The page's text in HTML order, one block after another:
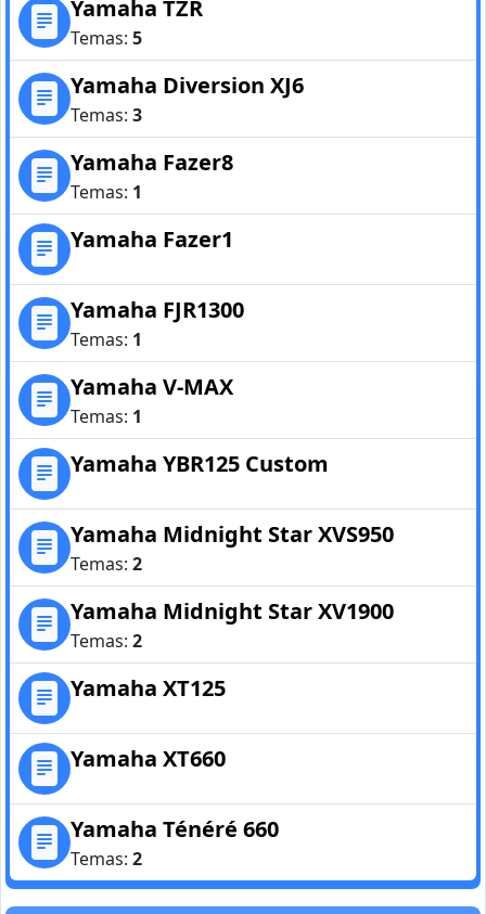
Yamaha TZR
Temas: 5
Yamaha Diversion XJ6
Temas: 3
Yamaha Fazer8
Temas: 1
Yamaha Fazer1
Yamaha FJR1300
Temas: 1
Yamaha V-MAX
Temas: 1
Yamaha YBR125 Custom
Yamaha Midnight Star XVS950
Temas: 2
Yamaha Midnight Star XV1900
Temas: 2
Yamaha XT125
Yamaha XT660
Yamaha Ténéré 660
Temas: 2